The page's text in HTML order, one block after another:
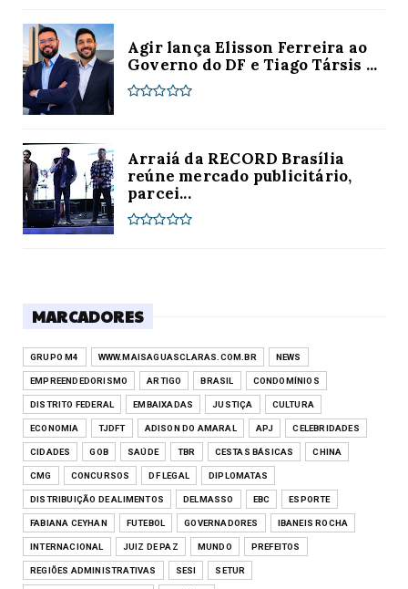
Agir lança Elisson Ferreira ao
Governo do DF e Tiago Társis ...
Arraiá da RECORD Brasília
reúne mercado publicitário,
parcei...
MARCADORES
GRUPO M4 WWW.MAISAGUASCLARAS.COM.BR NEWS
EMPREENDEDORISMO ARTIGO BRASIL CONDOMÍNIOS
DISTRITO FEDERAL EMBAIXADAS JUSTIÇA CULTURA
ECONOMIA TJDFT ADISON DO AMARAL APJ CELEBRIDADES
CIDADES GOB SAÚDE TBR CESTAS BÁSICAS CHINA
CMG CONCURSOS DF LEGAL DIPLOMATAS
DISTRIBUIÇÃO DE ALIMENTOS DELMASSO EBC ESPORTE
FABIANA CEYHAN FUTEBOL GOVERNADORES IBANEIS ROCHA
INTERNACIONAL JUIZ DE PAZ MUNDO PREFEITOS
REGIÕES ADMINISTRATIVAS SESI SETUR